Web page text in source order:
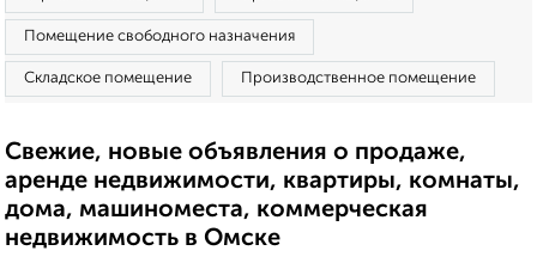
Помещение свободного назначения
Складское помещение Производственное помещение
Свежие, новые объявления о продаже,
аренде недвижимости, квартиры, комнаты,
дома, машиноместа, коммерческая
недвижимость в Омске